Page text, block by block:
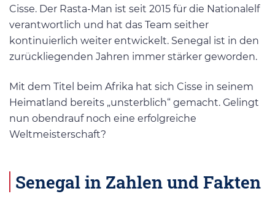
Cisse. Der Rasta-Man ist seit 2015 für die Nationalelf
verantwortlich und hat das Team seither
kontinuierlich weiter entwickelt. Senegal ist in den
zurückliegenden Jahren immer stärker geworden.
Mit dem Titel beim Afrika hat sich Cisse in seinem
Heimatland bereits „unsterblich“ gemacht. Gelingt
nun obendrauf noch eine erfolgreiche
Weltmeisterschaft?
Senegal in Zahlen und Fakten